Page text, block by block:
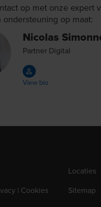
op met onze expert
ondersteuning op maat:
Nicolas
Partner Digital
View bio
Locaties
| Cookies
Sitemap